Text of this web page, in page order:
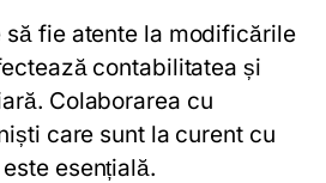
să fie atente la modificările
contabilitatea și
Colaborarea cu
care sunt la curent cu
esențială.